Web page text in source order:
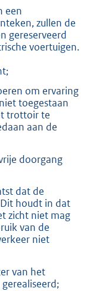
een
zullen de
gereserveerd
voertuigen.
om ervaring
toegestaan
trottoir te
aan de
doorgang
dat de
houdt in dat
zicht niet mag
van de
niet
van het